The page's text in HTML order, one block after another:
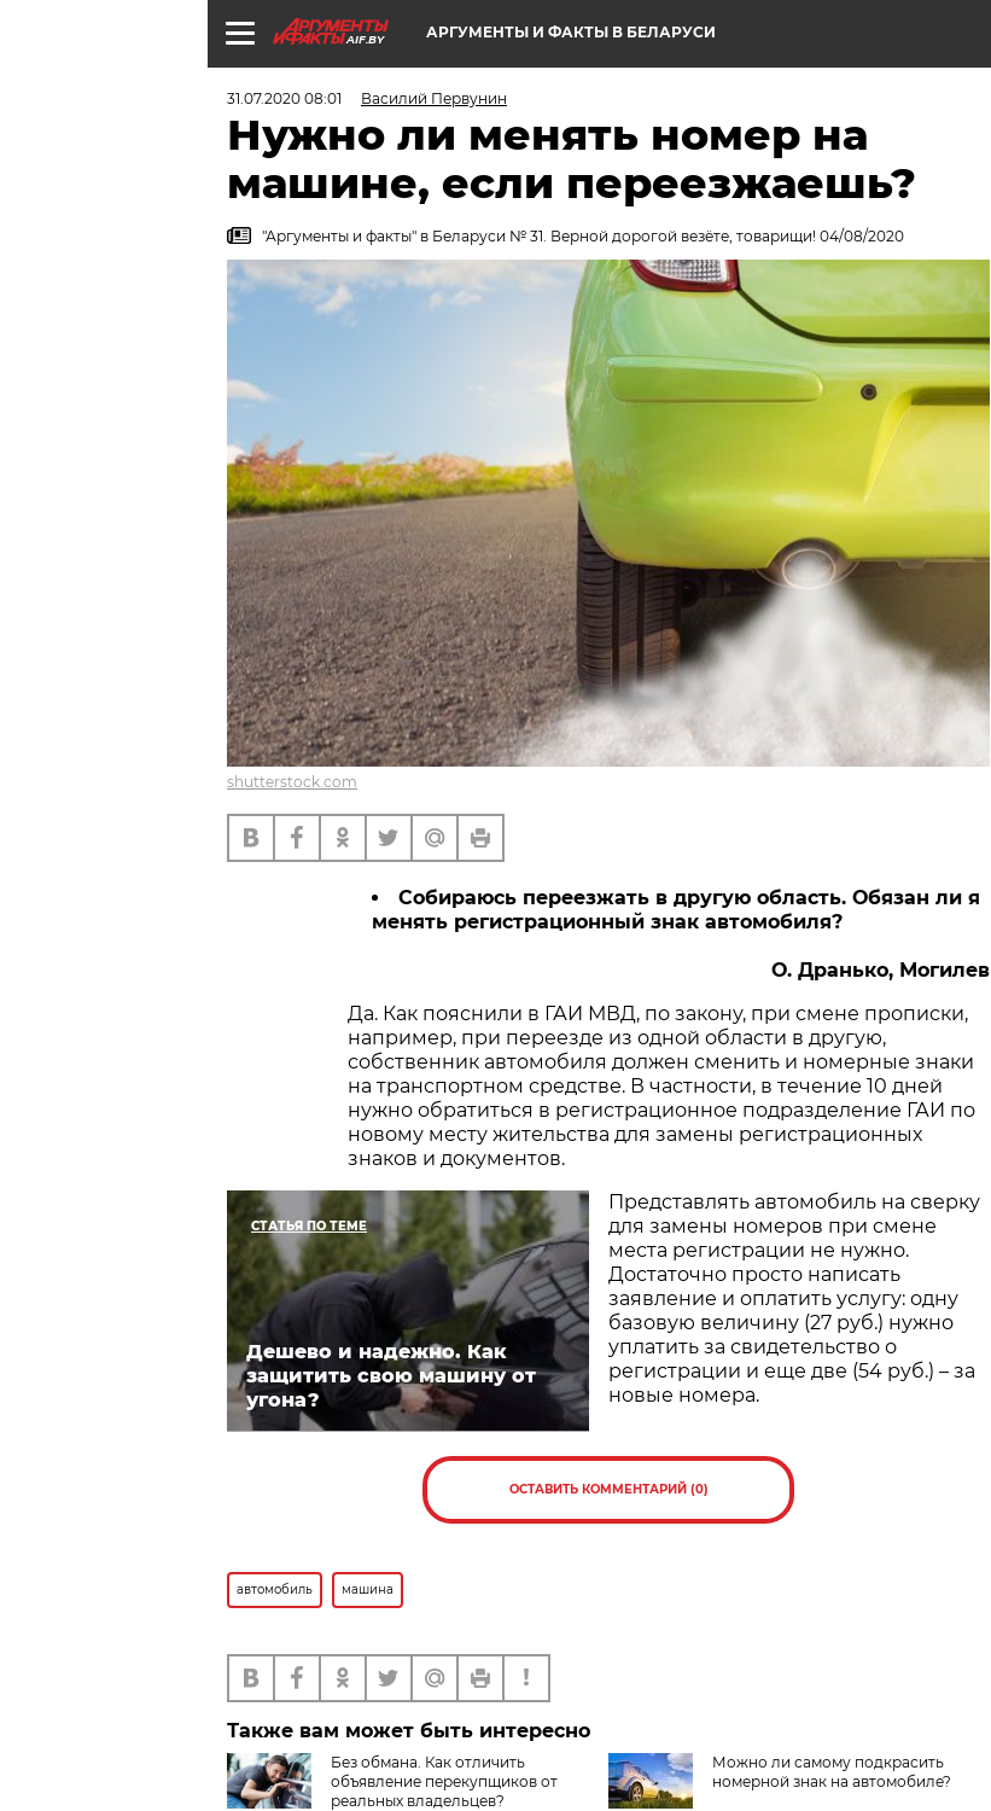
AIF.BY АРГУМЕНТЫ И ФАКТЫ В БЕЛАРУСИ
31.07.2020 08:01 Василий Первунин
Нужно ли менять номер на
машине, если переезжаешь?
"Аргументы и факты" в Беларуси № 31. Верной дорогой везёте, товарищи! 04/08/2020
shutterstock.com
Собираюсь переезжать в другую область. Обязан ли я
менять регистрационный знак автомобиля?
О. Дранько, Могилев
Да. Как пояснили в ГАИ МВД, по закону, при смене прописки,
например, при переезде из одной области в другую,
собственник автомобиля должен сменить и номерные знаки
на транспортном средстве. В частности, в течение 10 дней
нужно обратиться в регистрационное подразделение ГАИ по
новому месту жительства для замены регистрационных
знаков и документов.
СТАТЬЯ ПО ТЕМЕ
Дешево и надежно. Как
защитить свою машину от
угона?
Представлять автомобиль на сверку
для замены номеров при смене
места регистрации не нужно.
Достаточно просто написать
заявление и оплатить услугу: одну
базовую величину (27 руб.) нужно
уплатить за свидетельство о
регистрации и еще две (54 руб.) – за
новые номера.
ОСТАВИТЬ КОММЕНТАРИЙ (0)
автомобиль машина
Также вам может быть интересно
Без обмана. Как отличить
объявление перекупщиков от
реальных владельцев?
Можно ли самому подкрасить
номерной знак на автомобиле?